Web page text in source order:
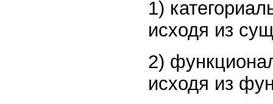
1)
исходя из
2)
исходя из